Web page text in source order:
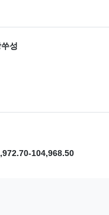
성
104,968.50